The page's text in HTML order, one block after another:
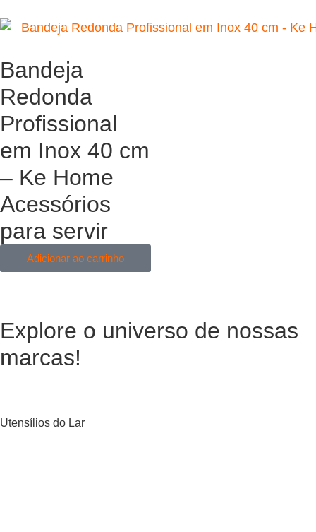
Bandeja
Redonda
Profissional
em Inox 40 cm
– Ke Home
Acessórios
para servir
Adicionar ao carrinho
Explore o universo de nossas
marcas!
Utensílios do Lar